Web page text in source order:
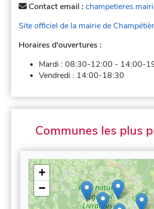
Contact email :
Site officiel de la mairie de
Horaires d'ouvertures :
Mardi :08:30-12:00 - 14:00-
Vendredi : 14:00-18:30
Communes les plus
+
−